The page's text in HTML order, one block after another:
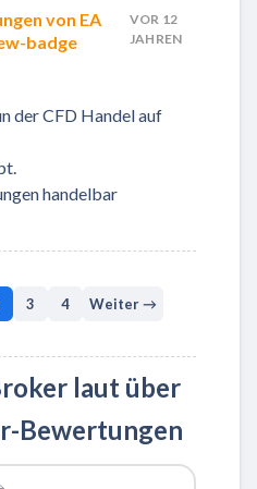
von EA
VOR 12
JAHREN
der CFD Handel auf
handelbar
3 4 Weiter →
laut über
Bewertungen